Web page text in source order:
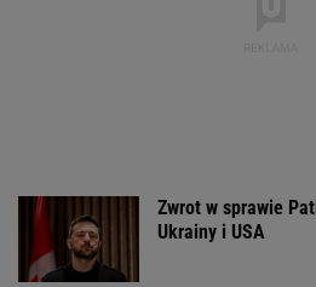
Zwrot w sprawie
Ukrainy i USA